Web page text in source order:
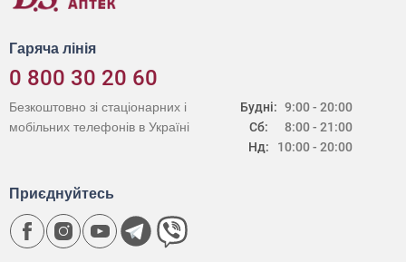
Гаряча лінія
0 800 30 20 60
Будні:
Сб:
Нд:
9:00 - 20:00
8:00 - 21:00
10:00 - 20:00
Безкоштовно зі стаціонарних і
мобільних телефонів в Україні
Приєднуйтесь